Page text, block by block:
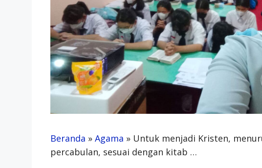
Beranda » Agama » Untuk menjadi Kristen,
percabulan, sesuai dengan kitab …